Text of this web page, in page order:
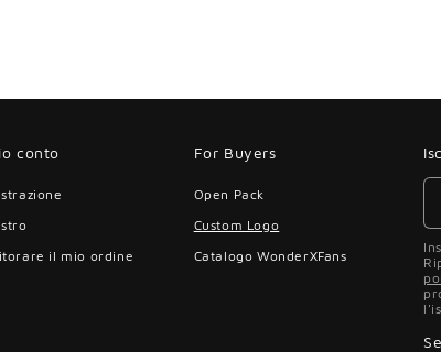
conto
il mio ordine
For Buyers
Open Pack
Custom Logo
Catalogo WonderXFans